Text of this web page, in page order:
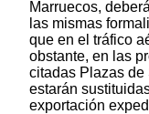
Marruecos,
las mismas
que en el tráfico
obstante, en las
citadas Plazas
estarán
exportación